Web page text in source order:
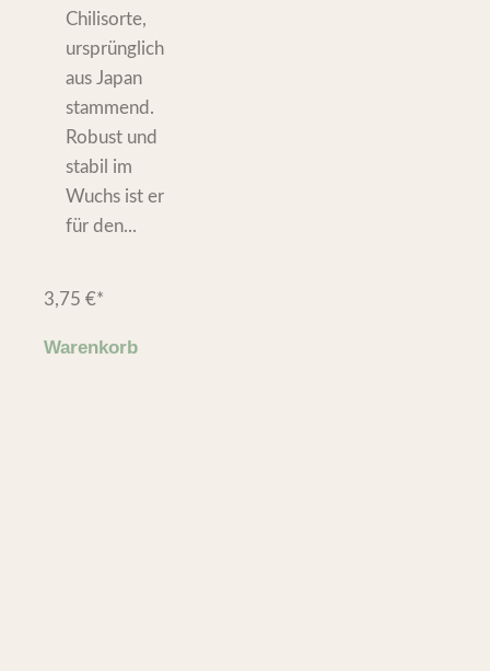
Chilisorte,
ursprünglich
aus Japan
stammend.
Robust und
stabil im
Wuchs ist er
für den...
3,75 €*
Warenkorb